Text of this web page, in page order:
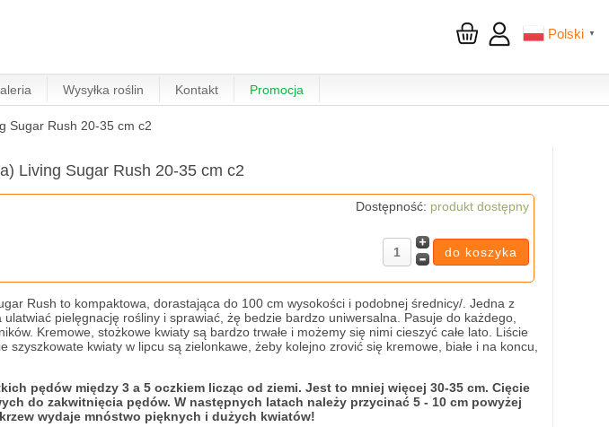
Polski ▼
Wysyłka roślin Kontakt Promocja
Sugar Rush 20-35 cm c2
Living Sugar Rush 20-35 cm c2
Dostępność: produkt dostępny
Rush to kompaktowa, dorastająca do 100 cm wysokości i podobnej średnicy/. Jedna z
pielęgnację rośliny i sprawiać, żę bedzie bardzo uniwersalna. Pasuje do każdego,
Kremowe, stożkowe kwiaty są bardzo trwałe i możemy się nimi cieszyć całe lato. Liście
kwiaty w lipcu są zielonkawe, żeby kolejno zrović się kremowe, białe i na koncu,
pędów między 3 a 5 oczkiem licząc od ziemi. Jest to mniej więcej 30-35 cm. Cięcie
do zakwitnięcia pędów. W następnych latach należy przycinać 5 - 10 cm powyżej
wydaje mnóstwo pięknych i dużych kwiatów!